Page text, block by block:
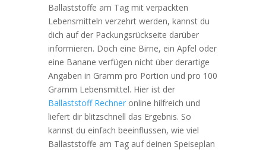
Ballaststoffe am Tag mit verpackten
Lebensmitteln verzehrt werden, kannst du
dich auf der Packungsrückseite darüber
informieren. Doch eine Birne, ein Apfel oder
eine Banane verfügen nicht über derartige
Angaben in Gramm pro Portion und pro 100
Gramm Lebensmittel. Hier ist der
Ballaststoff Rechneronline hilfreich und
liefert dir blitzschnell das Ergebnis. So
kannst du einfach beeinflussen, wie viel
Ballaststoffe am Tag auf deinen Speiseplan